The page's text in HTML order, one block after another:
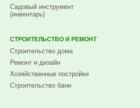
Садовый инструмент
(инвентарь)
СТРОИТЕЛЬСТВО И РЕМОНТ
Строительство дома
Ремонт и дизайн
Хозяйственные постройки
Строительство бани